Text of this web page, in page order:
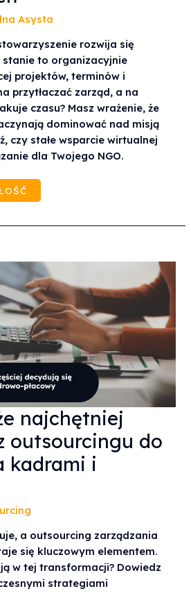
Asysta
rozwija się
stanie to organizacyjnie
projektów, terminów i
przytłaczać zarząd, a na
czasu? Masz wrażenie, że
dominować nad misją
czy stałe wsparcie wirtualnej
dla Twojego NGO.
najchętniej
outsourcingu do
kadrami i
a outsourcing zarządzania
się kluczowym elementem.
w tej transformacji? Dowiedz
strategiami